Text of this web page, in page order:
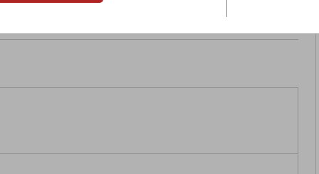
FABERT vous aide à choisir